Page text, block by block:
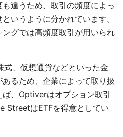
違うため、取引の頻度によっ
いうように分かれています。
グでは高頻度取引が用いられ
式、仮想通貨などといった金
るため、企業によって取り扱
ば、Optiverはオプション取引
StreetはETFを得意としてい